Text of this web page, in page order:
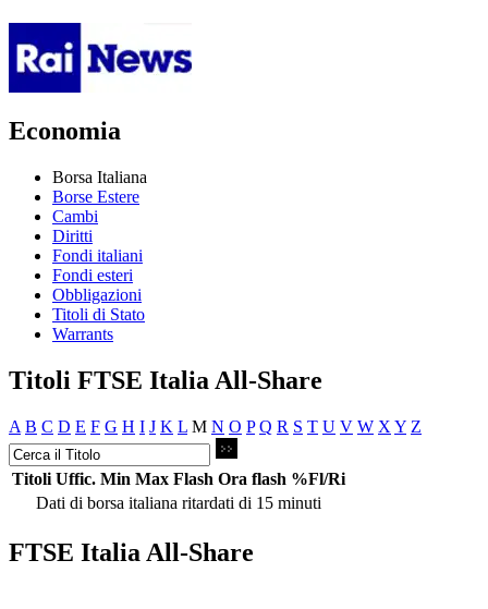
Economia
Borsa Italiana
Borse Estere
Cambi
Diritti
Fondi italiani
Fondi esteri
Obbligazioni
Titoli di Stato
Warrants
Titoli FTSE Italia All-Share
A B C D E F G H I J K L M N O P Q R S T U V W X Y Z
Titoli Uffic. Min Max Flash Ora flash %Fl/Ri
Dati di borsa italiana ritardati di 15 minuti
FTSE Italia All-Share